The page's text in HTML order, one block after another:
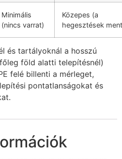
Minimális
(nincs varrat)
Közepes (a
hegesztések
és tartályoknál a hosszú
föld alatti telepítésnél)
felé billenti a mérleget,
pontatlanságokat és